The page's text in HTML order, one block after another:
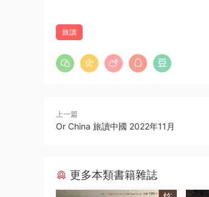
旅讀
上一篇
Or China 旅讀中國 2022年11月
更多本類書籍雜誌